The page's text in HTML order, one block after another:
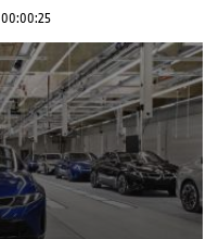
00:00:25